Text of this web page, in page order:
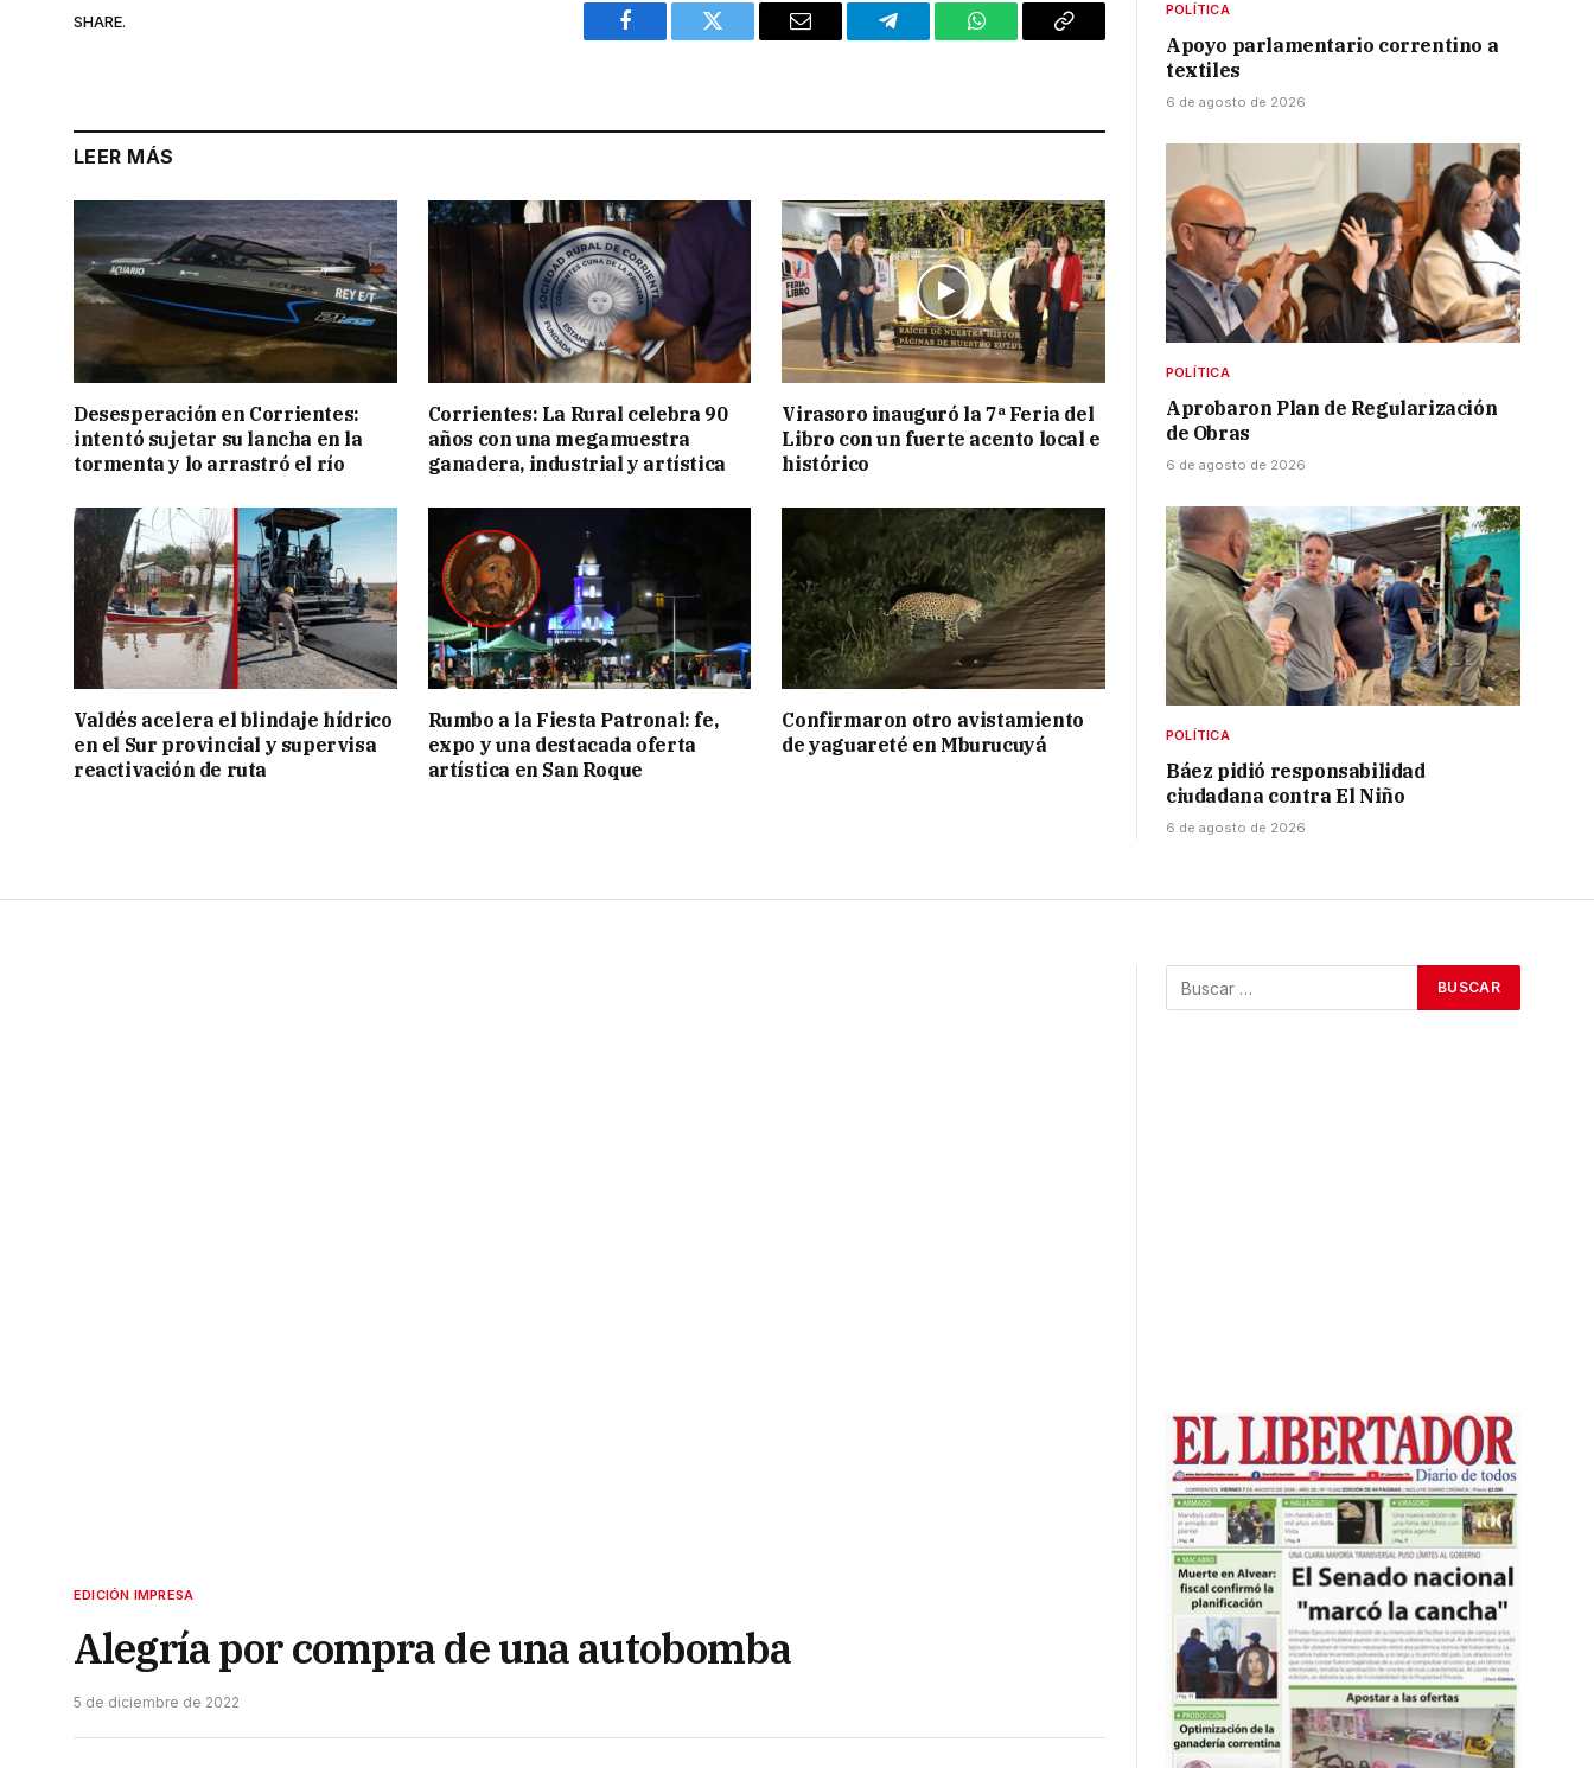
SHARE.
Facebook Twitter Email Telegram WhatsAppCopy
LEER MÁS
Desesperación en Corrientes:
intentó sujetar su lancha en la
tormenta y lo arrastró el río
Corrientes: La Rural celebra 90
años con una megamuestra
ganadera, industrial y artística
Virasoro inauguró la 7ª Feria del
Libro con un fuerte acento local e
histórico
Valdés acelera el blindaje hídrico
en el Sur provincial y supervisa
reactivación de ruta
Rumbo a la Fiesta Patronal: fe,
expo y una destacada oferta
artística en San Roque
Confirmaron otro avistamiento
de yaguareté en Mburucuyá
POLÍTICA
Apoyo parlamentario correntino a
textiles
6 de agosto de 2026
POLÍTICA
Aprobaron Plan de Regularización
de Obras
6 de agosto de 2026
POLÍTICA
Báez pidió responsabilidad
ciudadana contra El Niño
6 de agosto de 2026
EDICIÓN IMPRESA
Alegría por compra de una autobomba
5 de diciembre de 2022